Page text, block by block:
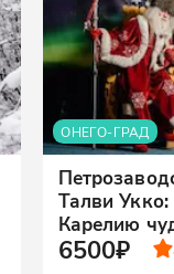
ОНЕГО-ГРАД
Талви Укко:
Карелию
6500₽